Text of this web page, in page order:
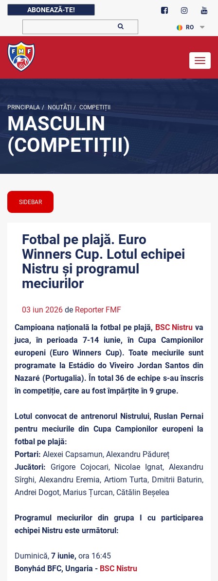
ABONEAZĂ-TE!
RO
PRINCIPALA / NOUTĂŢI / COMPETIȚII
MASCULIN
(COMPETIȚII)
SIDEBAR
Fotbal pe plajă. Euro
Winners Cup. Lotul echipei
Nistru și programul
meciurilor
03 iun 2026 de Reporter FMF
Campioana națională la fotbal pe plajă, BSC Nistru va
juca, în perioada 7-14 iunie, în Cupa Campionilor
europeni (Euro Winners Cup). Toate meciurile sunt
programate la Estádio do Viveiro Jordan Santos din
Nazaré (Portugalia). În total 36 de echipe s-au înscris
în competiție, care au fost împărțite în 9 grupe.
Lotul convocat de antrenorul Nistrului, Ruslan Pernai
pentru meciurile din Cupa Campionilor europeni la
fotbal pe plajă:
Portari: Alexei Capsamun, Alexandru Pădureț
Jucători: Grigore Cojocari, Nicolae Ignat, Alexandru
Sîrghi, Alexandru Eremia, Artiom Turta, Dmitrii Baturin,
Andrei Dogot, Marius Țurcan, Cătălin Beșelea
Programul meciurilor din grupa I cu participarea
echipei Nistru este următorul:
Duminică, 7 iunie, ora 16:45
Bonyhád BFC, Ungaria - BSC Nistru